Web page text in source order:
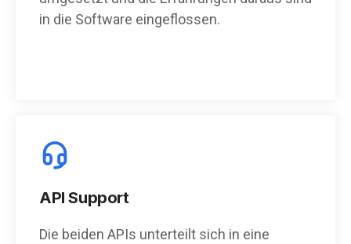
in die Software eingeflossen.
API Support
Die beiden APIs unterteilt sich in eine